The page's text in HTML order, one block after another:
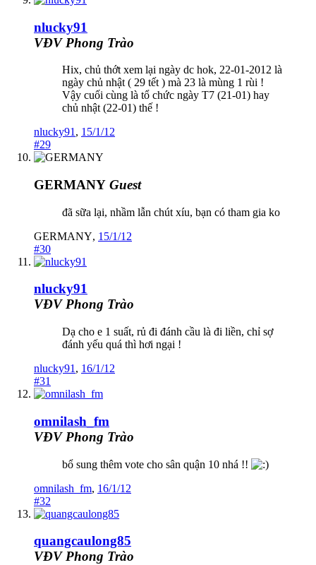
nlucky91
VĐV Phong Trào
Hix, chủ thớt xem lại ngày dc hok, 22-01-2012 là
ngày chủ nhật ( 29 tết ) mà 23 là mùng 1 rùi !
Vậy cuối cùng là tổ chức ngày T7 (21-01) hay
chủ nhật (22-01) thế !
nlucky91 , 15/1/12
#29
GERMANY Guest
đã sữa lại, nhầm lẫn chút xíu, bạn có tham gia ko
GERMANY, 15/1/12
#30
nlucky91
VĐV Phong Trào
Dạ cho e 1 suất, rủ đi đánh cầu là đi liền, chỉ sợ
đánh yếu quá thì hơi ngại !
nlucky91 , 16/1/12
#31
omnilash_fm
VĐV Phong Trào
bổ sung thêm vote cho sân quận 10 nhá !!
omnilash_fm, 16/1/12
#32
quangcaulong85
VĐV Phong Trào